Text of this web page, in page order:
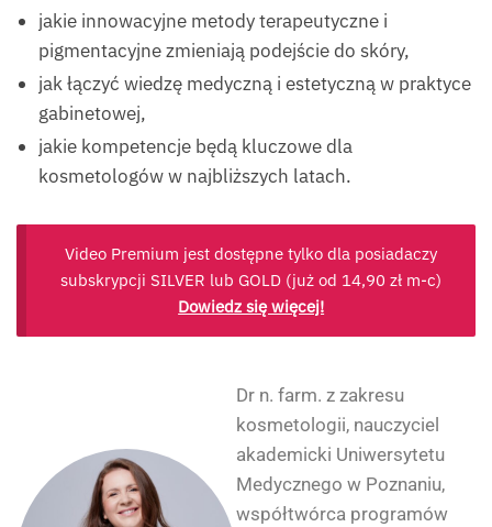
jakie innowacyjne metody terapeutyczne i
pigmentacyjne zmieniają podejście do skóry,
jak łączyć wiedzę medyczną i estetyczną w praktyce
gabinetowej,
jakie kompetencje będą kluczowe dla
kosmetologów w najbliższych latach.
Video Premium jest dostępne tylko dla posiadaczy
subskrypcji SILVER lub GOLD (już od 14,90zł m-c)
Dowiedz się więcej!
Dr n. farm. z zakresu
kosmetologii, nauczyciel
akademicki Uniwersytetu
Medycznego w Poznaniu,
współtwórca programów